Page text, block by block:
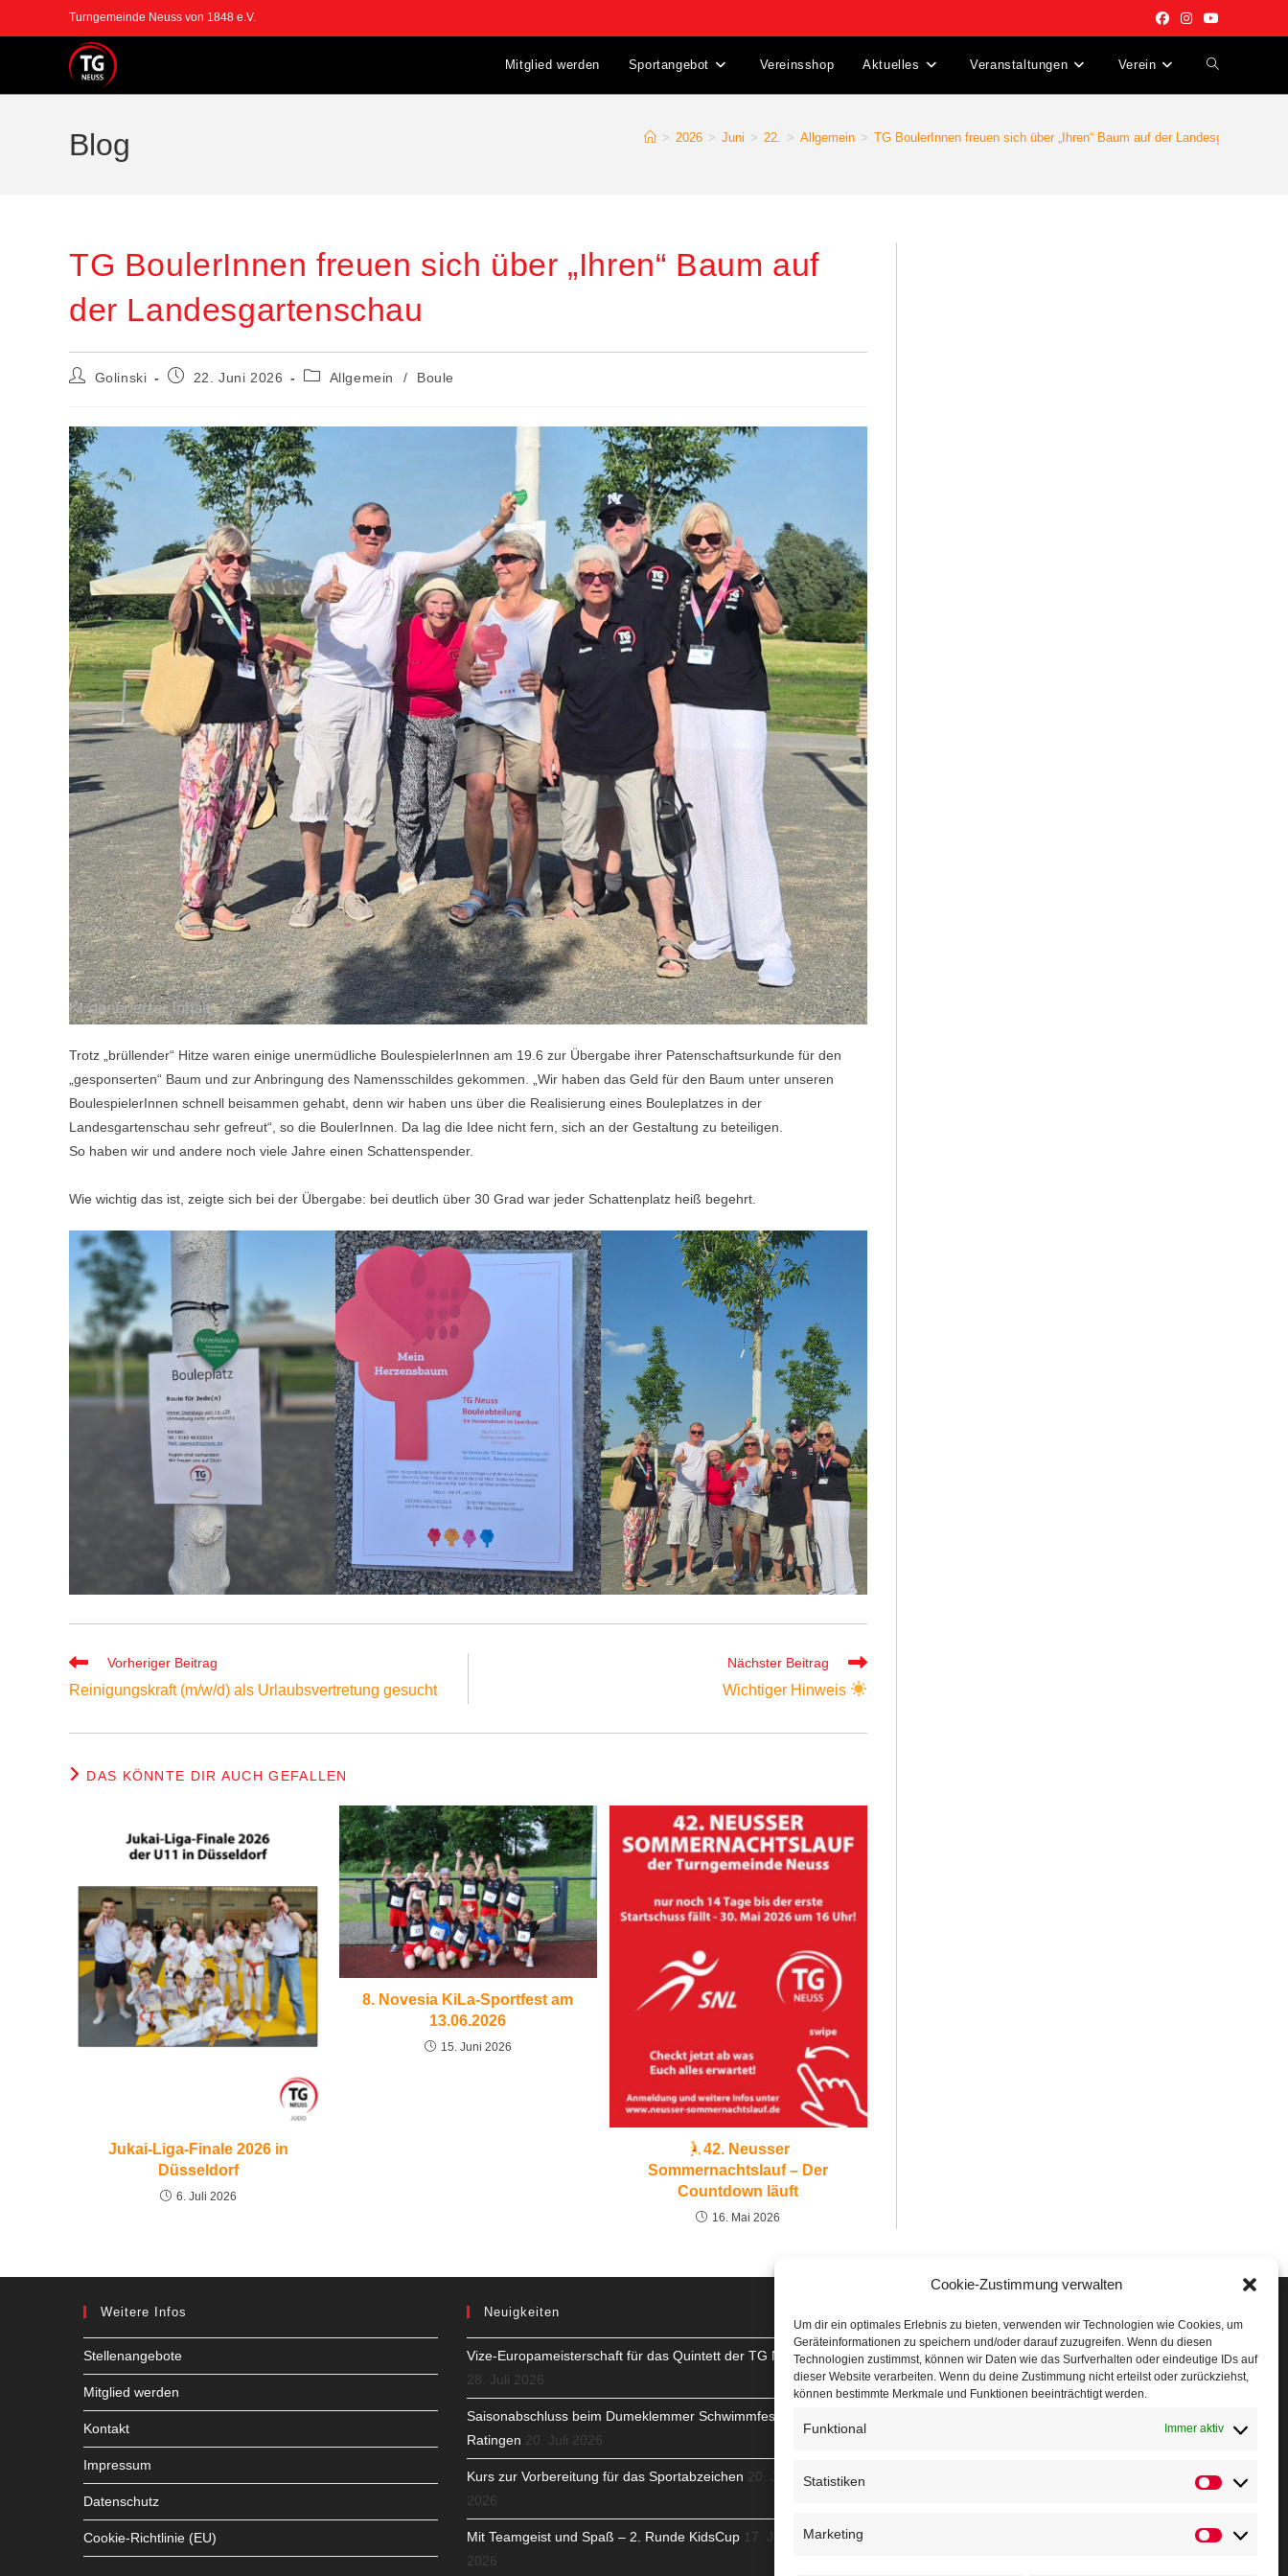
Cookie-Zustimmung verwalten
Um dir ein optimales Erlebnis zu bieten, verwenden wir Technologien wie Cookies, um
Geräteinformationen zu speichern und/oder darauf zuzugreifen. Wenn du diesen
Technologien zustimmst, können wir Daten wie das Surfverhalten oder eindeutige IDs auf
dieser Website verarbeiten. Wenn du deine Zustimmung nicht erteilst oder zurückziehst,
können bestimmte Merkmale und Funktionen beeinträchtigt werden.
Funktional Immer aktiv
Statistiken
Statistiken
Marketing
Marketing
Inhalt
Turngemeinde Neuss von 1848 e.V.
Mitglied werden Sportangebot Vereinsshop Aktuelles Veranstaltungen Verein Website-
Blog > 2026 > Juni > 22. > Allgemein > TG BoulerInnen freuen sich über „Ihren“ Baum auf der Landesgartenschau
TG BoulerInnen freuen sich über „Ihren“ Baum auf
der Landesgartenschau
Beitrags-
Golinski
Beitrag22. Juni 2026
Beitrags-
Allgemein / Boule
Trotz „brüllender“ Hitze waren einige unermüdliche BoulespielerInnen am 19.6 zur Übergabe ihrer Patenschaftsurkunde für den
„gesponserten“ Baum und zur Anbringung des Namensschildes gekommen. „Wir haben das Geld für den Baum unter unseren
BoulespielerInnen schnell beisammen gehabt, denn wir haben uns über die Realisierung eines Bouleplatzes in der
Landesgartenschau sehr gefreut“, so die BoulerInnen. Da lag die Idee nicht fern, sich an der Gestaltung zu beteiligen.
So haben wir und andere noch viele Jahre einen Schattenspender.
Wie wichtig das ist, zeigte sich bei der Übergabe: bei deutlich über 30 Grad war jeder Schattenplatz heiß begehrt.
Weitere
ansehen
Vorheriger Beitrag
Reinigungskraft (m/w/d) als Urlaubsvertretung gesucht
Nächster Beitrag
Wichtiger Hinweis
DAS KÖNNTE DIR AUCH GEFALLEN
Jukai-Liga-Finale 2026 in
Düsseldorf
6. Juli 2026
8. Novesia KiLa-Sportfest am
13.06.2026
15. Juni 2026
42. Neusser
Sommernachtslauf – Der
Countdown läuft
16. Mai 2026
Weitere Infos
Stellenangebote
Mitglied werden
Kontakt
Impressum
Datenschutz
Cookie-Richtlinie (EU)
Neuigkeiten
Vize-Europameisterschaft für das Quintett der TG Neuss
28. Juli 2026
Saisonabschluss beim Dumeklemmer Schwimmfest in
Ratingen 20. Juli 2026
Kurs zur Vorbereitung für das Sportabzeichen 20. Juli
2026
Mit Teamgeist und Spaß – 2. Runde KidsCup 17. Juli
2026
Höffner Run
Schnuppertag
Terminkalender
Nikolaus-Crosslauf